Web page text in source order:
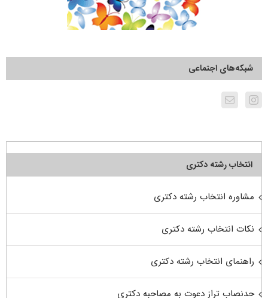
شبکه‌های اجتماعی
انتخاب رشته دکتری
مشاوره انتخاب رشته دکتری
نکات انتخاب رشته دکتری
راهنمای انتخاب رشته دکتری
حدنصاب تراز دعوت به مصاحبه دکتری